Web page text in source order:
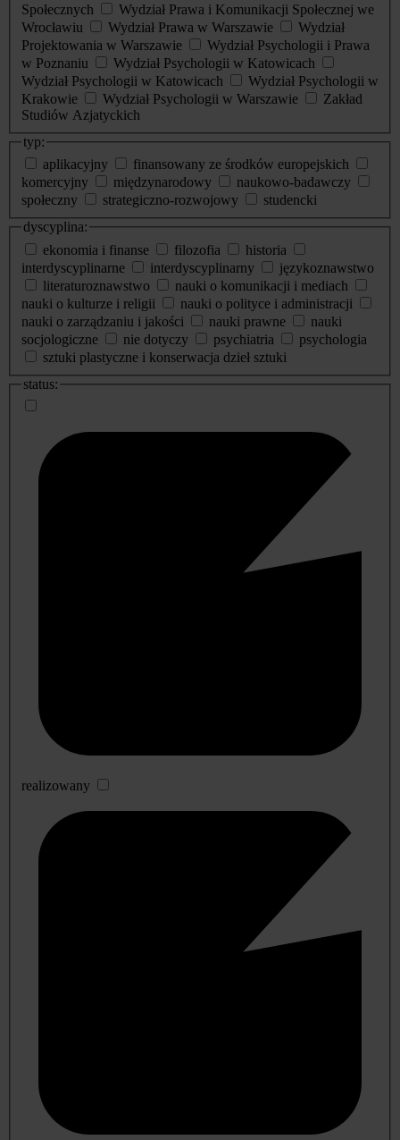
Społecznych
Wydział Prawa i Komunikacji Społecznej we
Wrocławiu
Wydział Prawa w Warszawie
Wydział
Projektowania w Warszawie
Wydział Psychologii i Prawa
w Poznaniu
Wydział Psychologii w Katowicach
Wydział Psychologii w Katowicach
Wydział Psychologii w
Krakowie
Wydział Psychologii w Warszawie
Zakład
Studiów Azjatyckich
typ:
aplikacyjny
finansowany ze środków europejskich
komercyjny
międzynarodowy
naukowo-badawczy
społeczny
strategiczno-rozwojowy
studencki
dyscyplina:
ekonomia i finanse
filozofia
historia
interdyscyplinarne
interdyscyplinarny
językoznawstwo
literaturoznawstwo
nauki o komunikacji i mediach
nauki o kulturze i religii
nauki o polityce i administracji
nauki o zarządzaniu i jakości
nauki prawne
nauki
socjologiczne
nie dotyczy psychiatria
psychologia
sztuki plastyczne i konserwacja dzieł sztuki
status:
realizowany